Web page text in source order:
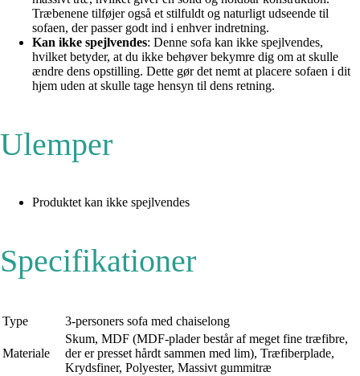
Træbenene tilføjer også et stilfuldt og naturligt udseende til
sofaen, der passer godt ind i enhver indretning.
Kan ikke spejlvendes: Denne sofa kan ikke spejlvendes,
hvilket betyder, at du ikke behøver bekymre dig om at skulle
ændre dens opstilling. Dette gør det nemt at placere sofaen i dit
hjem uden at skulle tage hensyn til dens retning.
Ulemper
Produktet kan ikke spejlvendes
Specifikationer
Type 3-personers sofa med chaiselong
Materiale
Skum, MDF (MDF-plader består af meget fine træfibre,
der er presset hårdt sammen med lim), Træfiberplade,
Krydsfiner, Polyester, Massivt gummitræ